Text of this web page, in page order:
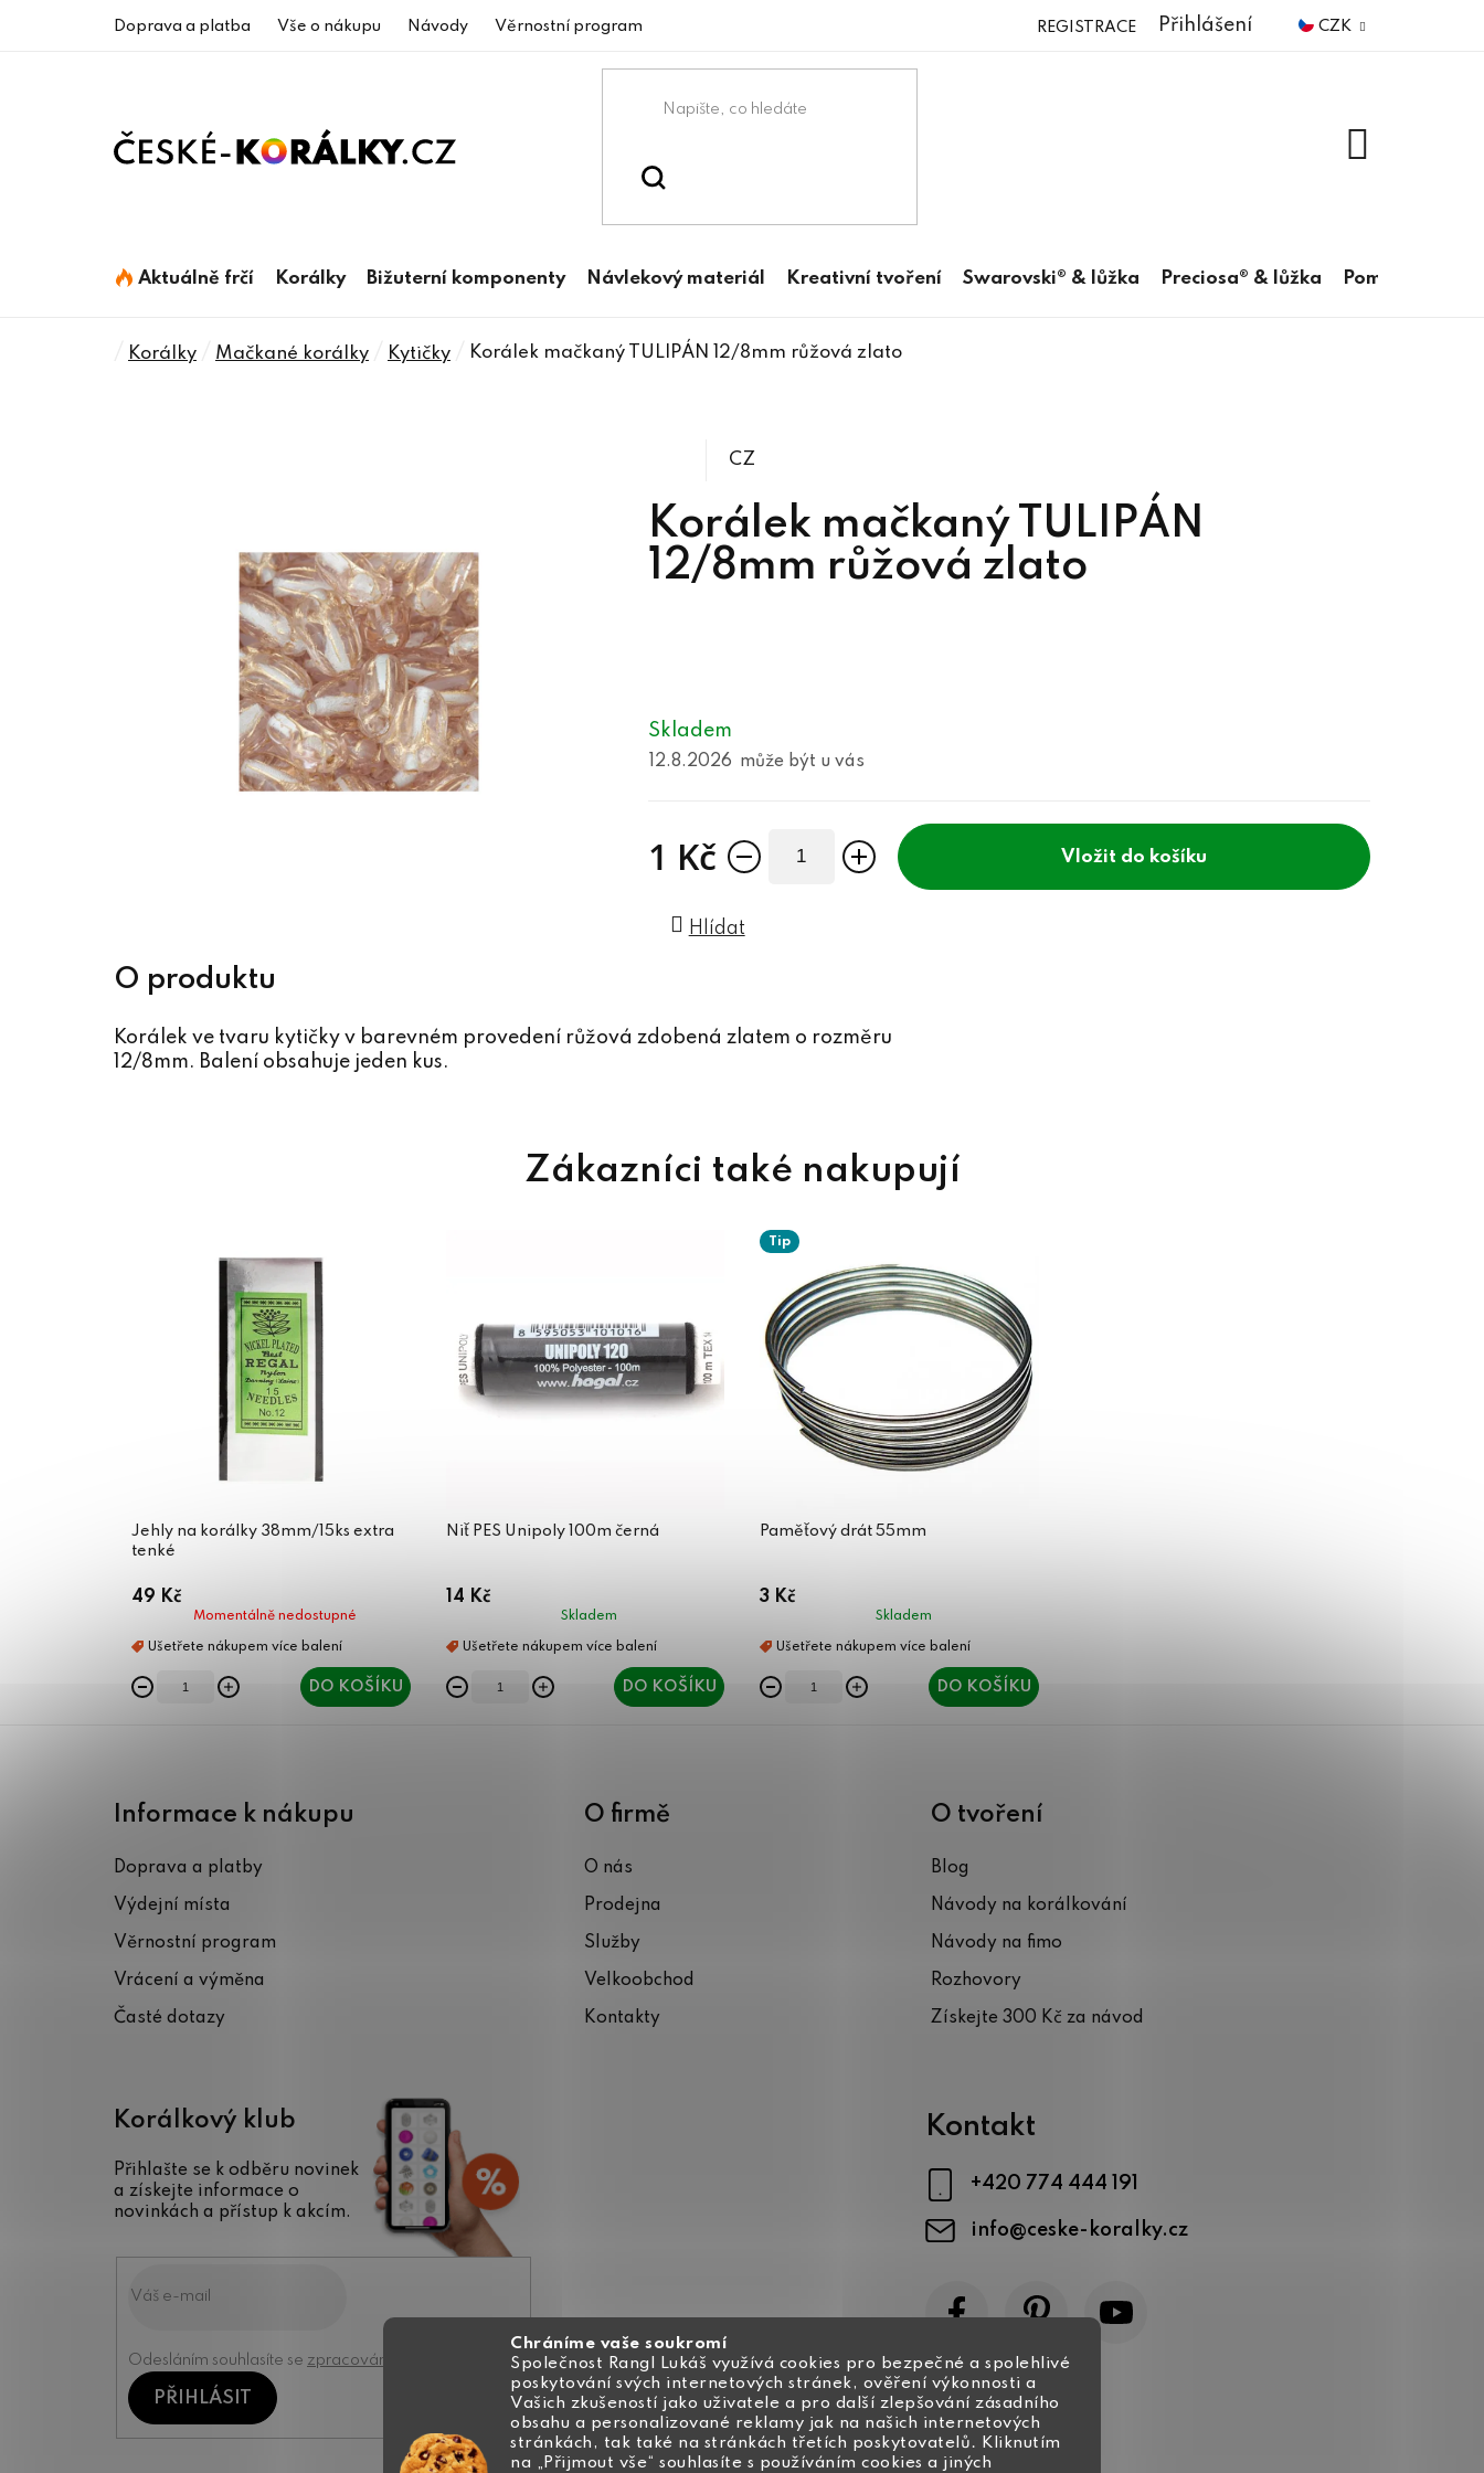
Chráníme vaše soukromí
Společnost Rangl Lukáš využívá cookies pro bezpečné a spolehlivé
poskytování svých internetových stránek, ověření výkonnosti a
Vašich zkušeností jako uživatele a pro další zlepšování zásadního
obsahu a personalizované reklamy jak na našich internetových
stránkách, tak také na stránkách třetích poskytovatelů. Kliknutím
na „Přijmout vše“ souhlasíte s používáním cookies a jiných
Doprava a platba Vše o nákupu Návody Věrnostní program CZK
Přihlášení
REGISTRACE
Aktuálně frčí Korálky Bižuterní komponenty Návlekový materiál Kreativní tvoření Swarovski® & lůžka Preciosa® & lůžka Pomůcky
Domů
Korálky Mačkané korálky Kytičky Korálek mačkaný TULIPÁN 12/8mm růžová zlato
Korálek mačkaný TULIPÁN
12/8mm růžová zlato
CZ
Skladem
12.8.2026
1 Kč do košíku
Hlídat
Korálek ve tvaru kytičky v barevném provedení růžová zdobená zlatem o rozměru
12/8mm. Balení obsahuje jeden kus.
Jehly na korálky 38mm/15ks extra
tenké
49 Kč
Momentálně nedostupné
DO KOŠÍKU
Niť PES Unipoly 100m černá
14 Kč
Skladem
DO KOŠÍKU
Tip
Paměťový drát 55mm
3 Kč
Skladem
DO KOŠÍKU
Informace k nákupu
Doprava a platby
Výdejní místa
Věrnostní program
Vrácení a výměna
Časté dotazy
O firmě
O nás
Prodejna
Služby
Velkoobchod
Kontakty
O tvoření
Blog
Návody na korálkování
Návody na fimo
Rozhovory
Získejte 300 Kč za návod
Korálkový klub
Přihlašte se k odběru novinek
a získejte informace o
novinkách a přístup k akcím.
Odesláním souhlasíte se zpracováním osobních údajů
PŘIHLÁSIT
Kontakt
info@ceske-koralky.cz
+420 774 444 191